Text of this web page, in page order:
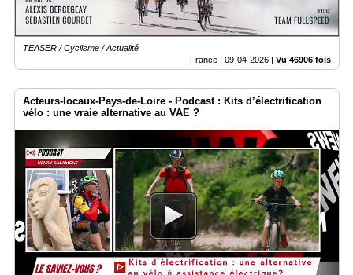
TEASER / Cyclisme / Actualité
France | 09-04-2026 | Vu 46906 fois
Acteurs-locaux-Pays-de-Loire - Podcast : Kits d’électrification
vélo : une vraie alternative au VAE ?